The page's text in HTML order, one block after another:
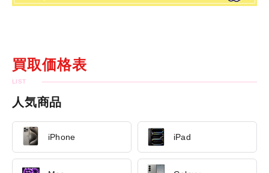
買取価格表
人気商品
iPhone iPad